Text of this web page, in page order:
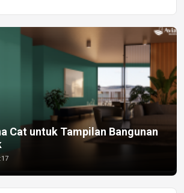
Cat untuk Tampilan Bangunan